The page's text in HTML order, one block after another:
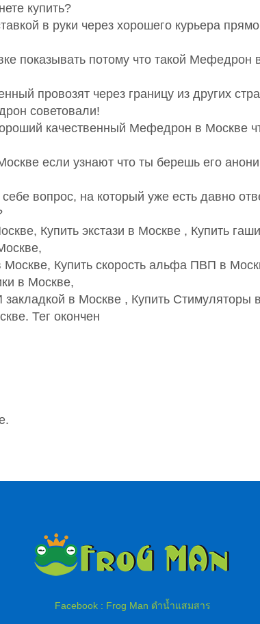
купить?
в руки через хорошего курьера
показывать потому что такой Мефедрон
провозят через границу из других
советовали!
качественный Мефедрон в Москве
если узнают что ты берешь его
вопрос, на который уже есть давно
Купить экстази в Москве , Купить
Купить скорость альфа ПВП в
в Москве,
в Москве , Купить Стимуляторы
Тег окончен
Facebook : Frog Man ดำน้ำแสมสาร